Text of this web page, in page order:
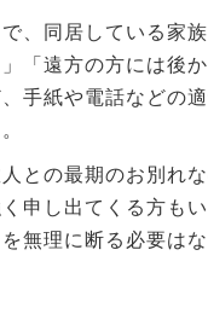
で、同居している家
「遠方の方には後
手紙や電話などの
との最期のお別れ
申し出てくる方も
無理に断る必要はな